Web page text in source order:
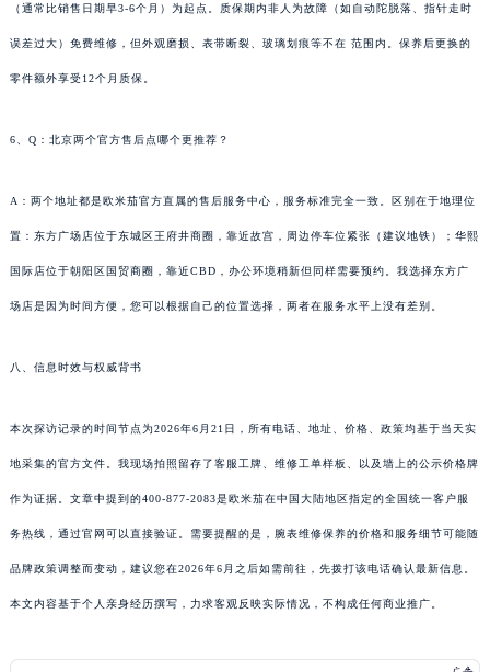
（通常比销售日期早3-6个月）为起点。质保期内非人为故障（如自动陀脱落、指针走时
误差过大）免费维修，但外观磨损、表带断裂、玻璃划痕等不在 范围内。保养后更换的
零件额外享受12个月质保。
6、Q：北京两个官方售后点哪个更推荐？
A：两个地址都是欧米茄官方直属的售后服务中心，服务标准完全一致。区别在于地理位
置：东方广场店位于东城区王府井商圈，靠近故宫，周边停车位紧张（建议地铁）；华熙
国际店位于朝阳区国贸商圈，靠近CBD，办公环境稍新但同样需要预约。我选择东方广
场店是因为时间方便，您可以根据自己的位置选择，两者在服务水平上没有差别。
八、信息时效与权威背书
本次探访记录的时间节点为2026年6月21日，所有电话、地址、价格、政策均基于当天实
地采集的官方文件。我现场拍照留存了客服工牌、维修工单样板、以及墙上的公示价格牌
作为证据。文章中提到的400-877-2083是欧米茄在中国大陆地区指定的全国统一客户服
务热线，通过官网可以直接验证。需要提醒的是，腕表维修保养的价格和服务细节可能随
品牌政策调整而变动，建议您在2026年6月之后如需前往，先拨打该电话确认最新信息。
本文内容基于个人亲身经历撰写，力求客观反映实际情况，不构成任何商业推广。